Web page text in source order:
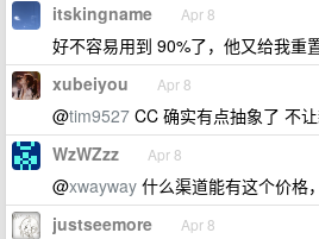
itskingname Apr 8
好不容易用到 90%了，他又给我重
xubeiyou Apr 8
@tim9527 CC 确实有点抽象了 不
WzWZzz Apr 8
@xwayway 什么渠道能有这个价格
justseemore Apr 8